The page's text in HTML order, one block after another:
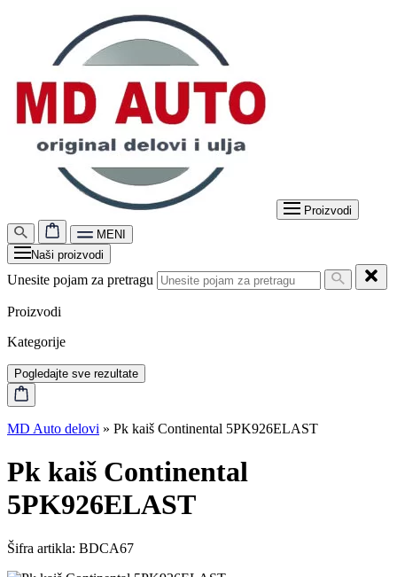
Proizvodi
MENI
Naši proizvodi
Unesite pojam za pretragu
Proizvodi
Kategorije
Pogledajte sve rezultate
MD Auto delovi » Pk kaiš Continental 5PK926ELAST
Pk kaiš Continental
5PK926ELAST
Šifra artikla: BDCA67